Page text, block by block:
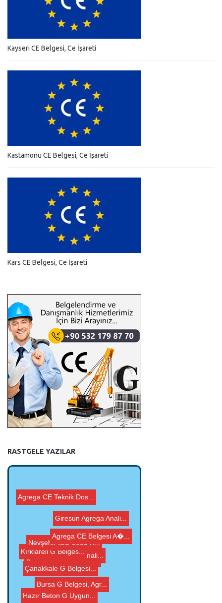
Kayseri CE Belgesi, Ce İşareti
Kastamonu CE Belgesi, Ce İşareti
Kars CE Belgesi, Ce İşareti
RASTGELE YAZILAR
Kayseri ISO 9001 Kal...
Malatya Agrega Anali...
Çanakkale G Belgesi...
Kırklareli G Belges...
Nevşehir ISO 9001 K...
Bursa G Belgesi, Agr...
Agrega CE Belgesi A�...
Agrega CE Teknik Dos...
Hazır Beton G Uygun...
Giresun Agrega Anali...